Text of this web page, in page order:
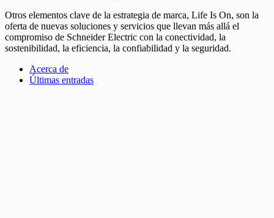
Otros elementos clave de la estrategia de marca, Life Is On, son la
oferta de nuevas soluciones y servicios que llevan más allá el
compromiso de Schneider Electric con la conectividad, la
sostenibilidad, la eficiencia, la confiabilidad y la seguridad.
Acerca de
Últimas entradas